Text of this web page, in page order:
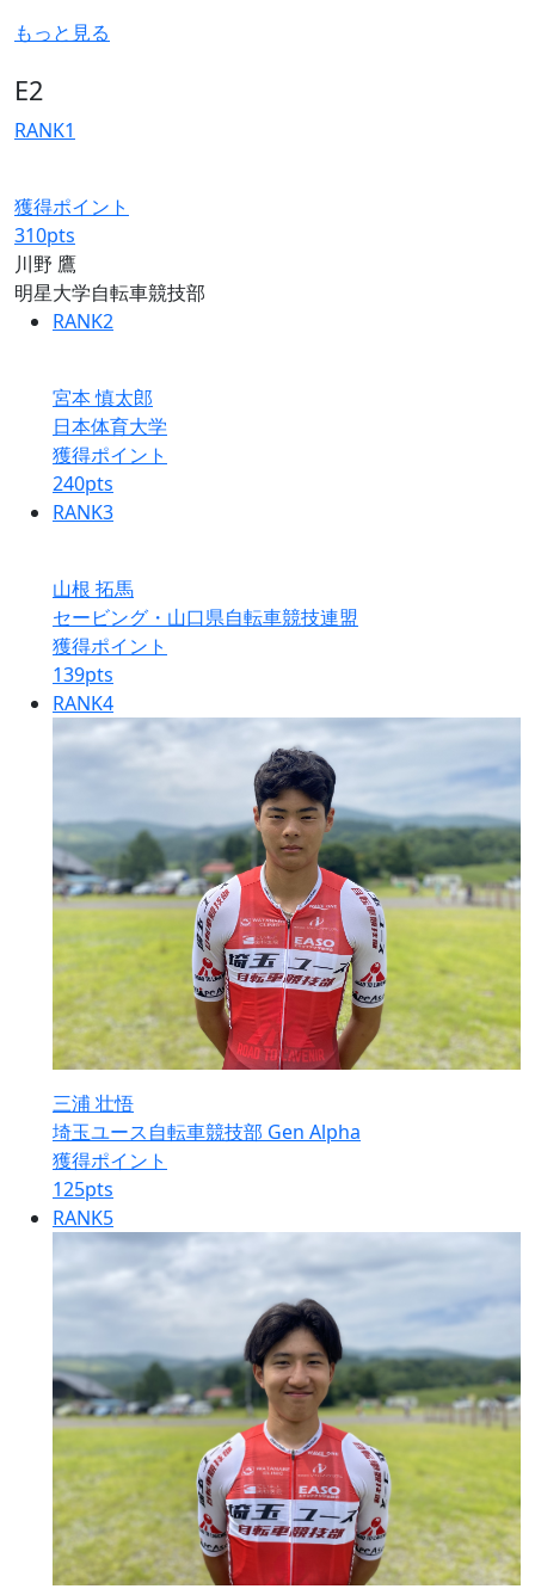
もっと見る
E2
RANK1
獲得ポイント
310pts
川野 鷹
明星大学自転車競技部
RANK2
宮本 慎太郎
日本体育大学
獲得ポイント
240pts
RANK3
山根 拓馬
セービング・山口県自転車競技連盟
獲得ポイント
139pts
RANK4
三浦 壮悟
埼玉ユース自転車競技部 Gen Alpha
獲得ポイント
125pts
RANK5